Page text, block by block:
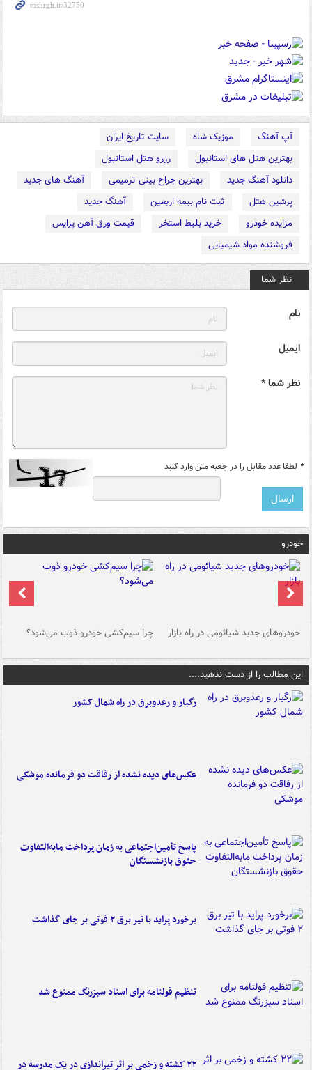
آپ آهنگ موزیک شاه
سایت تاریخ ایران
بهترین هتل های استانبول
رزرو هتل استانبول
دانلود آهنگ جدید
بهترین جراح بینی ترمیمی
آهنگ های جدید
پرشین هتل
ثبت نام بیمه اربعین
آهنگ جدید
مزایده خودرو
خرید بلیط استخر
قیمت ورق آهن پرایس
فروشنده مواد شیمیایی
نظر شما
نام
ایمیل
نظر شما *
* لطفا عدد مقابل را در جعبه متن وارد کنید
خودرو
خودروهای جدید شیائومی در راه بازار چرا سیم‌کشی خودرو ذوب می‌شود؟
این مطالب را از دست ندهید....
رگبار و رعدوبرق در راه شمال کشور
عکس‌های دیده نشده از رفاقت دو فرمانده‌ موشکی
پاسخ تأمین‌اجتماعی به زمان پرداخت مابه‌التفاوت
حقوق بازنشستگان
برخورد پراید با تیر برق ۲ فوتی بر جای گذاشت
تنظیم قولنامه برای اسناد سبزرنگ ممنوع شد
۲۲ کشته و زخمی بر اثر تیراندازی در یک مدرسه در